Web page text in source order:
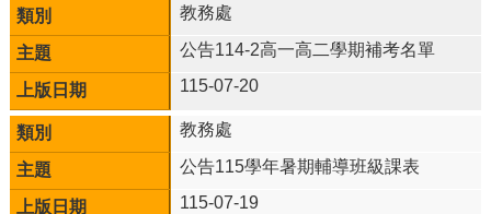
校
園
成
果
校
務
E
化
教務處
公告114-2高一高二學期補考名單
115-07-20
教務處
公告115學年暑期輔導班級課表
115-07-19